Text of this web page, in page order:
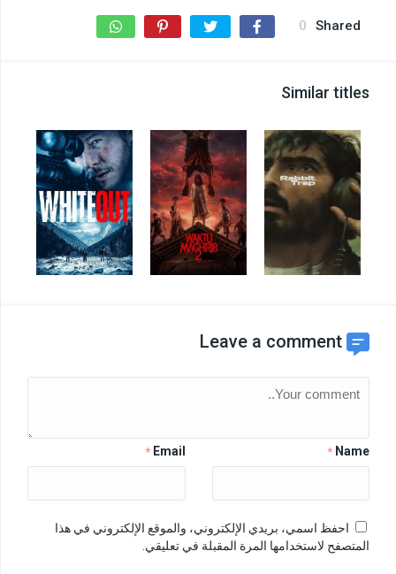
Shared
0
Similar titles
Leave a comment
Name
*
Email
*
احفظ اسمي، بريدي الإلكتروني، والموقع الإلكتروني في هذا
المتصفح لاستخدامها المرة المقبلة في تعليقي.